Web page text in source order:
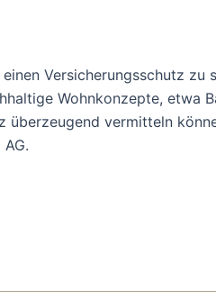
Versicherungsschutz
Wohnkonzepte, etwa
vermitteln